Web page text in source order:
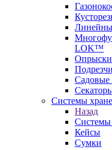
LOK™
Системы
Назад
Системы
Кейсы
Сумки